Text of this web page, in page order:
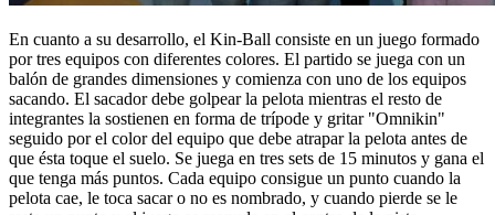
En cuanto a su desarrollo, el Kin-Ball consiste en un juego formado
por tres equipos con diferentes colores. El partido se juega con un
balón de grandes dimensiones y comienza con uno de los equipos
sacando. El sacador debe golpear la pelota mientras el resto de
integrantes la sostienen en forma de trípode y gritar "Omnikin"
seguido por el color del equipo que debe atrapar la pelota antes de
que ésta toque el suelo. Se juega en tres sets de 15 minutos y gana el
que tenga más puntos. Cada equipo consigue un punto cuando la
pelota cae, le toca sacar o no es nombrado, y cuando pierde se le